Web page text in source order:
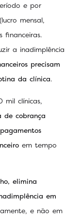
e por
mensal,
financeiras.
a inadimplência
precisam
da clínica.
mil clínicas,
de cobrança
em tempo
elimina
em
e não em